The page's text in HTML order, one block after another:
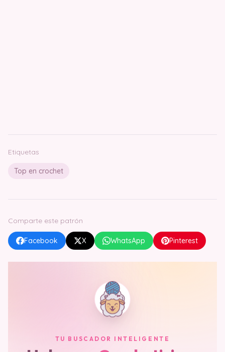
Etiquetas
Top en crochet
Comparte este patrón
Facebook X WhatsApp Pinterest
TU BUSCADOR INTELIGENTE